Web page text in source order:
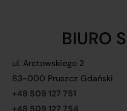
BIURO
ul. Arctowskiego 2
83-000 Pruszcz Gdański
+48 509 127 751
+48 509 127 754